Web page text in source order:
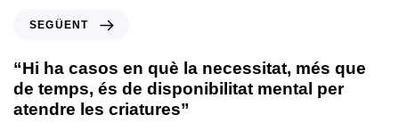
SEGÜENT
“Hi ha casos en què la necessitat, més que
de temps, és de disponibilitat mental per
atendre les criatures”